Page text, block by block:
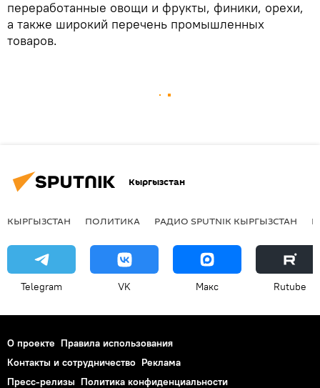
переработанные овощи и фрукты, финики, орехи,
а также широкий перечень промышленных
товаров.
Кыргызстан
КЫРГЫЗСТАН ПОЛИТИКА РАДИО SPUTNIK КЫРГЫЗСТАН
Telegram VK Макс Rutube
О проекте Правила использования
Контакты и сотрудничество Реклама
Пресс-релизы Политика конфиденциальности